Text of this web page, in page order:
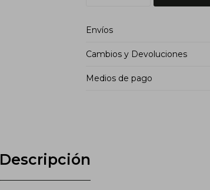
Envíos
Cambios y Devoluciones
Medios de pago
Descripción